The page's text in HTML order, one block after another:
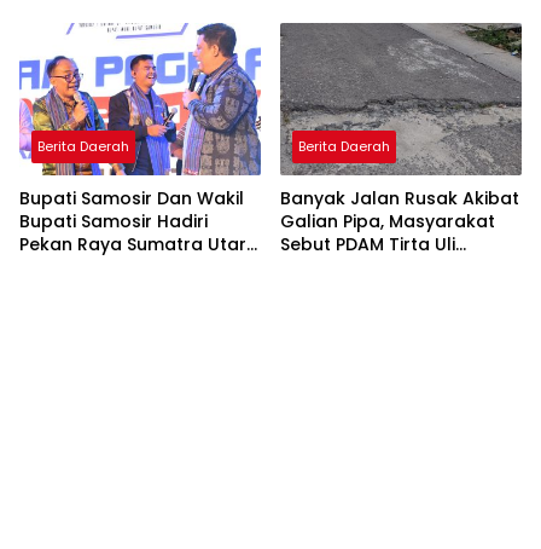
Berita Daerah
Bupati Samosir Dan Wakil
Bupati Samosir Hadiri
Pekan Raya Sumatra Utara
Berita Daerah
Banyak Jalan Rusak Akibat
Galian Pipa, Masyarakat
Sebut PDAM Tirta Uli